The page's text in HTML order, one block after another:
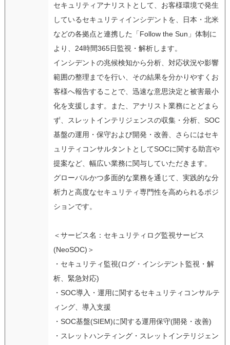
セキュリティアナリストとして、お客様環境で発生
しているセキュリティインシデントを、日本・北米
などの各拠点と連携した「Follow the Sun」体制に
より、24時間365日監視・解析します。
インシデントの兆候検知から分析、対応状況や影響
範囲の整理までを行い、その結果を分かりやすくお
客様へ報告することで、迅速な意思決定と被害最小
化を支援します。また、アナリスト業務にとどまら
ず、スレットインテリジェンスの収集・分析、SOC
基盤の運用・保守および開発・改善、さらにはセキ
ュリティコンサルタントとしてSOCに関する助言や
提案など、幅広い業務に関与していただきます。
グローバルかつ多面的な業務を通じて、実践的な分
析力と高度なセキュリティ専門性を高められるポジ
ションです。
＜サービス名：セキュリティログ監視サービス
(NeoSOC)＞
・セキュリティ監視(ログ・インシデント監視・解
析、緊急対応)
・SOC導入・運用に関するセキュリティコンサルテ
ィング、導入支援
・SOC基盤(SIEM)に関する運用保守(開発・改善)
・スレットハンティング・スレットインテリジェン